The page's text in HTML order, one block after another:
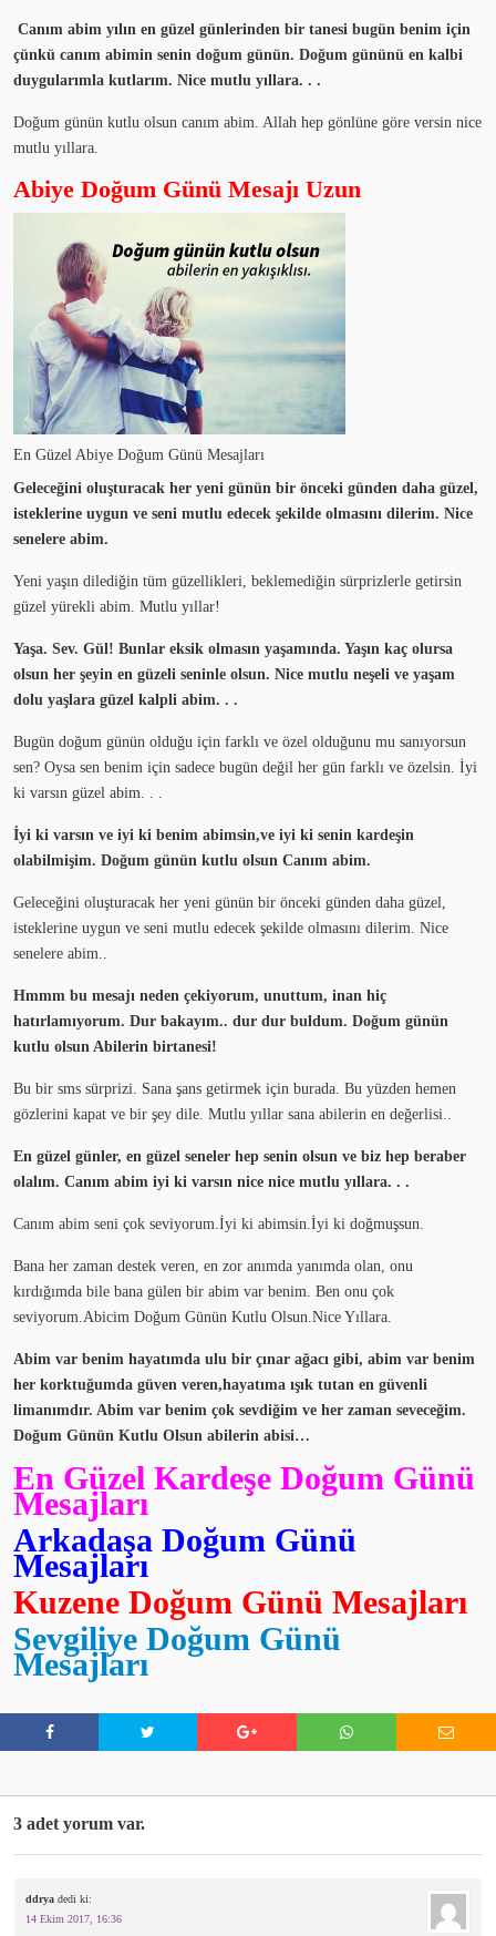
Canım abim yılın en güzel günlerinden bir tanesi bugün benim için
çünkü canım abimin senin doğum günün. Doğum gününü en kalbi
duygularımla kutlarım. Nice mutlu yıllara. . .
Doğum günün kutlu olsun canım abim. Allah hep gönlüne göre versin nice
mutlu yıllara.
Abiye Doğum Günü Mesajı Uzun
En Güzel Abiye Doğum Günü Mesajları
Geleceğini oluşturacak her yeni günün bir önceki günden daha güzel,
isteklerine uygun ve seni mutlu edecek şekilde olmasını dilerim. Nice
senelere abim.
Yeni yaşın dilediğin tüm güzellikleri, beklemediğin sürprizlerle getirsin
güzel yürekli abim. Mutlu yıllar!
Yaşa. Sev. Gül! Bunlar eksik olmasın yaşamında. Yaşın kaç olursa
olsun her şeyin en güzeli seninle olsun. Nice mutlu neşeli ve yaşam
dolu yaşlara güzel kalpli abim. . .
Bugün doğum günün olduğu için farklı ve özel olduğunu mu sanıyorsun
sen? Oysa sen benim için sadece bugün değil her gün farklı ve özelsin. İyi
ki varsın güzel abim. . .
İyi ki varsın ve iyi ki benim abimsin,ve iyi ki senin kardeşin
olabilmişim. Doğum günün kutlu olsun Canım abim.
Geleceğini oluşturacak her yeni günün bir önceki günden daha güzel,
isteklerine uygun ve seni mutlu edecek şekilde olmasını dilerim. Nice
senelere abim..
Hmmm bu mesajı neden çekiyorum, unuttum, inan hiç
hatırlamıyorum. Dur bakayım.. dur dur buldum. Doğum günün
kutlu olsun Abilerin birtanesi!
Bu bir sms sürprizi. Sana şans getirmek için burada. Bu yüzden hemen
gözlerini kapat ve bir şey dile. Mutlu yıllar sana abilerin en değerlisi..
En güzel günler, en güzel seneler hep senin olsun ve biz hep beraber
olalım. Canım abim iyi ki varsın nice nice mutlu yıllara. . .
Canım abim seni çok seviyorum.İyi ki abimsin.İyi ki doğmuşsun.
Bana her zaman destek veren, en zor anımda yanımda olan, onu
kırdığımda bile bana gülen bir abim var benim. Ben onu çok
seviyorum.Abicim Doğum Günün Kutlu Olsun.Nice Yıllara.
Abim var benim hayatımda ulu bir çınar ağacı gibi, abim var benim
her korktuğumda güven veren,hayatıma ışık tutan en güvenli
limanımdır. Abim var benim çok sevdiğim ve her zaman seveceğim.
Doğum Günün Kutlu Olsun abilerin abisi…
En Güzel Kardeşe Doğum Günü
Mesajları
Arkadaşa Doğum Günü
Mesajları
Kuzene Doğum Günü Mesajları
Sevgiliye Doğum Günü
Mesajları
3 adet yorum var.
ddrya dedi ki:
14 Ekim 2017, 16:36